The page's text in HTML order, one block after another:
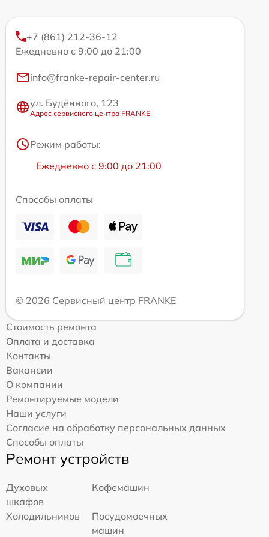
+7 (861) 212-36-12
Ежедневно с 9:00 до 21:00
info@franke-repair-center.ru
ул. Будённого, 123
Адрес сервисного центра FRANKE
Режим работы:
Ежедневно с 9:00 до 21:00
Способы оплаты
© 2026 Сервисный центр FRANKE
Стоимость ремонта
Оплата и доставка
Контакты
Вакансии
О компании
Ремонтируемые модели
Наши услуги
Согласие на обработку персональных данных
Способы оплаты
Ремонт устройств
Духовых
шкафов
Кофемашин
Холодильников
Посудомоечных
машин